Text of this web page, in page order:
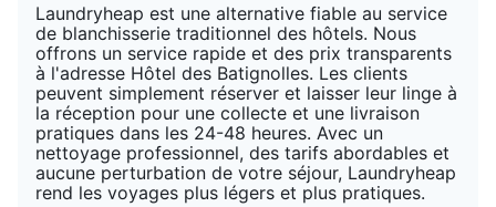
Laundryheap est une alternative fiable au service
de blanchisserie traditionnel des hôtels. Nous
offrons un service rapide et des prix transparents
à l'adresse Hôtel des Batignolles. Les clients
peuvent simplement réserver et laisser leur linge à
la réception pour une collecte et une livraison
pratiques dans les 24-48 heures. Avec un
nettoyage professionnel, des tarifs abordables et
aucune perturbation de votre séjour, Laundryheap
rend les voyages plus légers et plus pratiques.